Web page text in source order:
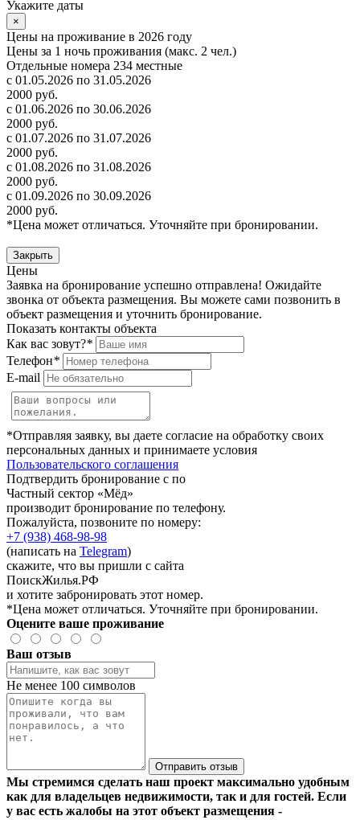
Укажите даты
×
Цены на проживание в 2026 году
Цены за 1 ночь проживания (макс. 2 чел.)
Отдельные номера 234 местные
с 01.05.2026 по 31.05.2026
2000 руб.
с 01.06.2026 по 30.06.2026
2000 руб.
с 01.07.2026 по 31.07.2026
2000 руб.
с 01.08.2026 по 31.08.2026
2000 руб.
с 01.09.2026 по 30.09.2026
2000 руб.
*Цена может отличаться. Уточняйте при бронировании.
Закрыть
Цены
Заявка на бронирование успешно отправлена! Ожидайте
звонка от объекта размещения. Вы можете сами позвонить в
объект размещения и уточнить бронирование.
Показать контакты объекта
Как вас зовут?*
Телефон*
E-mail
*Отправляя заявку, вы даете согласие на обработку своих
персональных данных и принимаете условия
Пользовательского соглашения
Подтвердить бронирование с по
Частный сектор «Мёд»
производит бронирование по телефону.
Пожалуйста, позвоните по номеру:
+7 (938) 468-98-98
(написать на Telegram)
скажите, что вы пришли с сайта
ПоискЖилья.РФ
и хотите забронировать этот номер.
*Цена может отличаться. Уточняйте при бронировании.
Оцените ваше проживание
Ваш отзыв
Не менее 100 символов
Отправить отзыв
Мы стремимся сделать наш проект максимально удобным
как для владельцев недвижимости, так и для гостей. Если
у вас есть жалобы на этот объект размещения -